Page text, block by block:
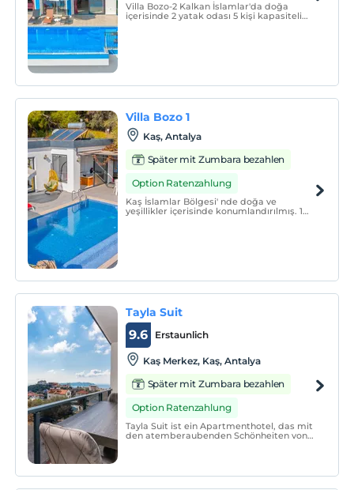
Villa Bozo-2 Kalkan İslamlar'da doğa
içerisinde 2 yatak odası 5 kişi kapasiteli
Villa Bozo 1
Kaş, Antalya
Später mit Zumbara bezahlen
Option Ratenzahlung
Kaş İslamlar Bölgesi' nde doğa ve
yeşillikler içerisinde konumlandırılmış. 1
Tayla Suit
Erstaunlich
9.6
Kaş Merkez, Kaş, Antalya
Später mit Zumbara bezahlen
Option Ratenzahlung
Tayla Suit ist ein Apartmenthotel, das mit
den atemberaubenden Schönheiten von
vom Stadtzentrum entfernt.